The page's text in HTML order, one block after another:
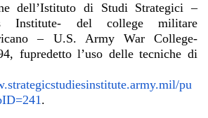
dell’Istituto di Studi Strategici –
Institute- del college militare
– U.S. Army War College-
fupredetto l’uso delle tecniche di
pu
.